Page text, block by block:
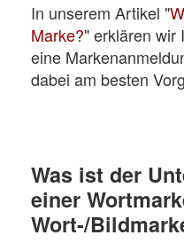
In unserem Artikel "
Marke?" erklären wir
eine
dabei am besten
Was ist der
einer
Wort-/